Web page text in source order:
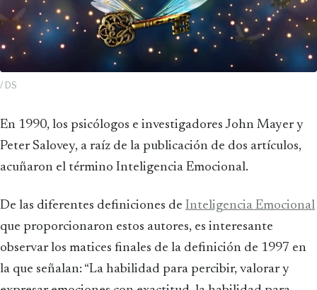
/ DS
En 1990, los psicólogos e investigadores John Mayer y
Peter Salovey, a raíz de la publicación de dos artículos,
acuñaron el término Inteligencia Emocional.
De las diferentes definiciones de Inteligencia Emocional
que proporcionaron estos autores, es interesante
observar los matices finales de la definición de 1997 en
la que señalan: “La habilidad para percibir, valorar y